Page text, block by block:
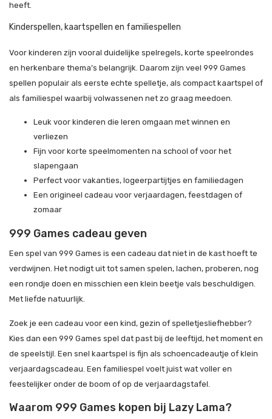
heeft.
Kinderspellen, kaartspellen en familiespellen
Voor kinderen zijn vooral duidelijke spelregels, korte speelrondes
en herkenbare thema’s belangrijk. Daarom zijn veel 999 Games
spellen populair als eerste echte spelletje, als compact kaartspel of
als familiespel waarbij volwassenen net zo graag meedoen.
Leuk voor kinderen die leren omgaan met winnen en
verliezen
Fijn voor korte speelmomenten na school of voor het
slapengaan
Perfect voor vakanties, logeerpartijtjes en familiedagen
Een origineel cadeau voor verjaardagen, feestdagen of
zomaar
999 Games cadeau geven
Een spel van 999 Games is een cadeau dat niet in de kast hoeft te
verdwijnen. Het nodigt uit tot samen spelen, lachen, proberen, nog
een rondje doen en misschien een klein beetje vals beschuldigen.
Met liefde natuurlijk.
Zoek je een cadeau voor een kind, gezin of spelletjesliefhebber?
Kies dan een 999 Games spel dat past bij de leeftijd, het moment en
de speelstijl. Een snel kaartspel is fijn als schoencadeautje of klein
verjaardagscadeau. Een familiespel voelt juist wat voller en
feestelijker onder de boom of op de verjaardagstafel.
Waarom 999 Games kopen bij Lazy Lama?